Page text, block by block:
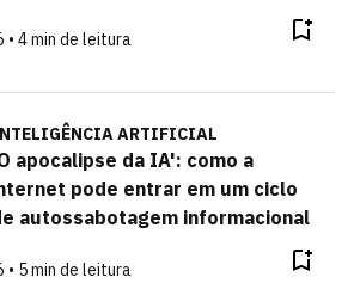
• 4 min de leitura
ARTIFICIAL
apocalipse da IA': como a
pode entrar em um ciclo
autossabotagem informacional
• 5 min de leitura